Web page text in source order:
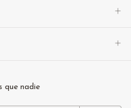
que nadie